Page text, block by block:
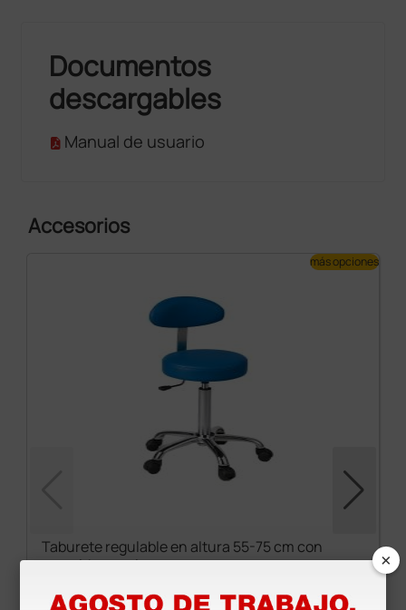
Documentos
descargables
Manual de usuario
Accesorios
Taburete regulable en altura 55-75 cm con
respaldo - azul
más opciones
×